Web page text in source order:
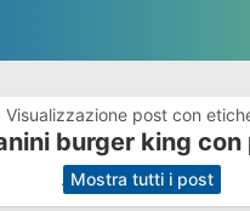
Visualizzazione post con
burger king con
. Mostra tutti i post